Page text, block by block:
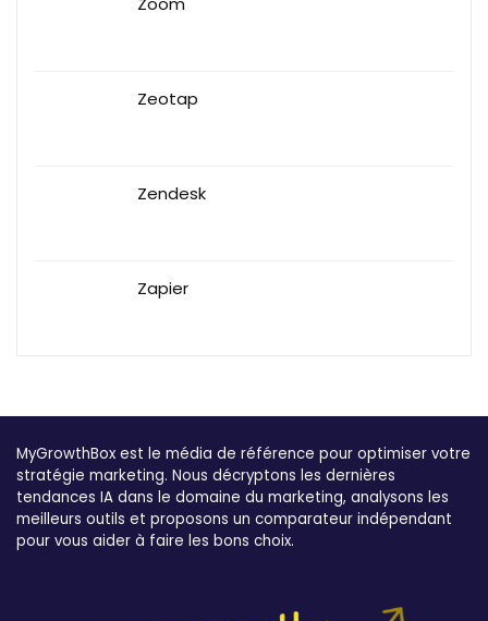
Zeotap
Zendesk
Zapier
MyGrowthBox est le média de référence pour optimiser votre
stratégie marketing. Nous décryptons les dernières
tendances IA dans le domaine du marketing, analysons les
meilleurs outils et proposons un comparateur indépendant
pour vous aider à faire les bons choix.